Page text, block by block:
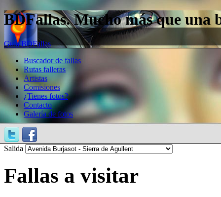
BDFallas. Mucho más que una
Guía BDFallas
Buscador de fallas
Rutas falleras
Artistas
Comisiones
¿Tienes fotos?
Contacto
Galería de fotos
Salida
Fallas a visitar